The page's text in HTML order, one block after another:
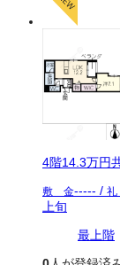
4階14.3万円
敷 金----- /
上旬
最上階